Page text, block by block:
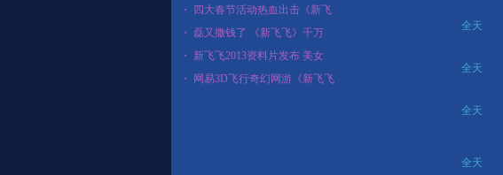
・
四大春节活动热血出击《新飞
・ 磊又撒钱了 《新飞飞》千万
・ 新飞飞2013资料片发布 美女
・
网易3D飞行奇幻网游《新飞飞
全天
全天
全天
全天